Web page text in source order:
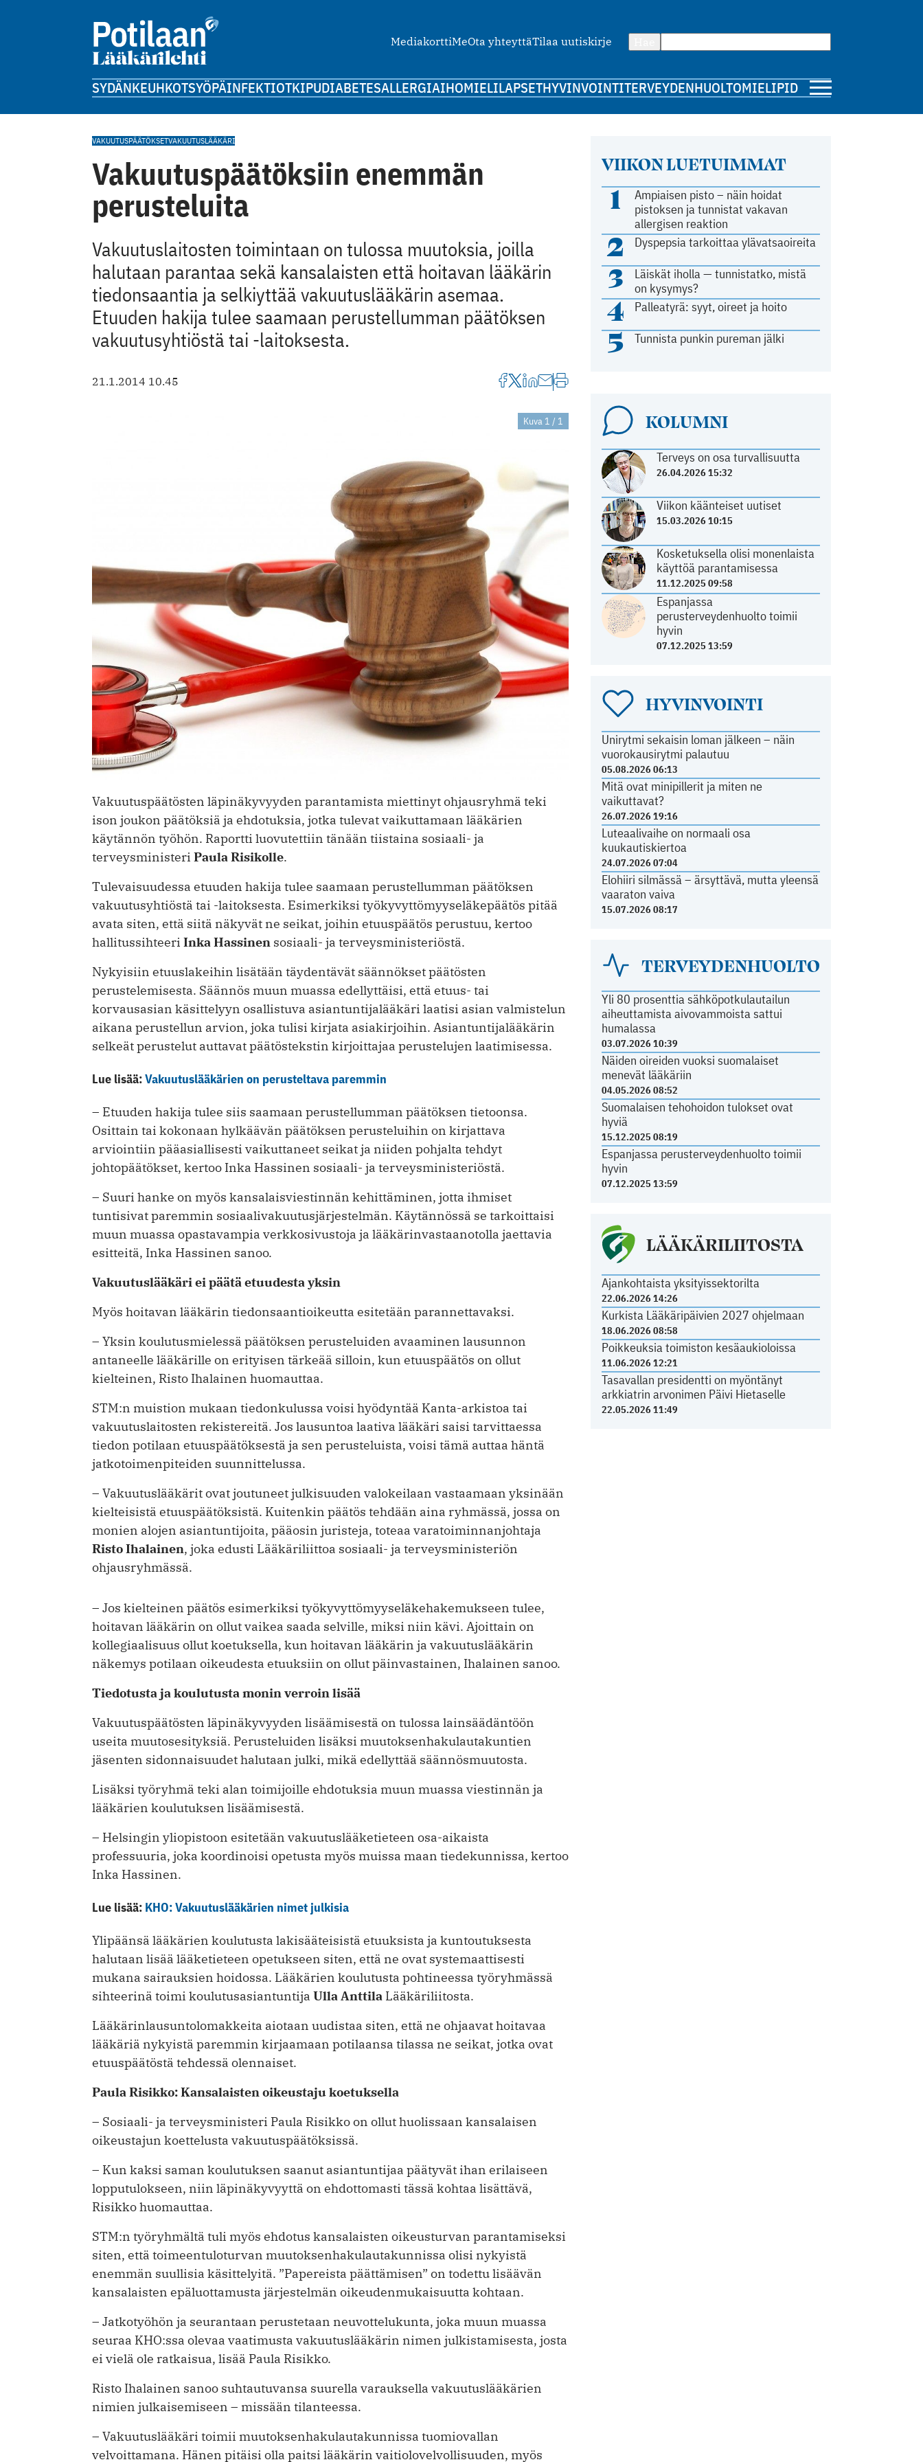
MediakorttiMeOta yhteyttäTilaa uutiskirje
SYDÄNKEUHKOTSYÖPÄINFEKTIOTKIPUDIABETESALLERGIAIHOMIELILAPSETHYVINVOINTITERVEYDENHUOLTOMIELIPIDE
VIIKON LUETUIMMAT
1
Ampiaisen pisto – näin hoidat
pistoksen ja tunnistat vakavan
allergisen reaktion
2 Dyspepsia tarkoittaa ylävatsaoireita
3
Läiskät iholla — tunnistatko, mistä
on kysymys?
4 Palleatyrä: syyt, oireet ja hoito
5 Tunnista punkin pureman jälki
KOLUMNI
Terveys on osa turvallisuutta
26.04.2026 15:32
Viikon käänteiset uutiset
15.03.2026 10:15
Kosketuksella olisi monenlaista
käyttöä parantamisessa
11.12.2025 09:58
Espanjassa
perusterveydenhuolto toimii
hyvin
07.12.2025 13:59
HYVINVOINTI
Unirytmi sekaisin loman jälkeen – näin
vuorokausirytmi palautuu
05.08.2026 06:13
Mitä ovat minipillerit ja miten ne
vaikuttavat?
26.07.2026 19:16
Luteaalivaihe on normaali osa
kuukautiskiertoa
24.07.2026 07:04
Elohiiri silmässä – ärsyttävä, mutta yleensä
vaaraton vaiva
15.07.2026 08:17
TERVEYDENHUOLTO
Yli 80 prosenttia sähköpotkulautailun
aiheuttamista aivovammoista sattui
humalassa
03.07.2026 10:39
Näiden oireiden vuoksi suomalaiset
menevät lääkäriin
04.05.2026 08:52
Suomalaisen tehohoidon tulokset ovat
hyviä
15.12.2025 08:19
Espanjassa perusterveydenhuolto toimii
hyvin
07.12.2025 13:59
LÄÄKÄRILIITOSTA
Ajankohtaista yksityissektorilta
22.06.2026 14:26
Kurkista Lääkäripäivien 2027 ohjelmaan
18.06.2026 08:58
Poikkeuksia toimiston kesäaukioloissa
11.06.2026 12:21
Tasavallan presidentti on myöntänyt
arkkiatrin arvonimen Päivi Hietaselle
22.05.2026 11:49
VAKUUTUSPÄÄTÖKSETVAKUUTUSLÄÄKÄRI
Vakuutuspäätöksiin enemmän
perusteluita
Vakuutuslaitosten toimintaan on tulossa muutoksia, joilla
halutaan parantaa sekä kansalaisten että hoitavan lääkärin
tiedonsaantia ja selkiyttää vakuutuslääkärin asemaa.
Etuuden hakija tulee saamaan perustellumman päätöksen
vakuutusyhtiöstä tai -laitoksesta.
21.1.2014 10.45
Kuva 1 / 1
Vakuutuspäätösten läpinäkyvyyden parantamista miettinyt ohjausryhmä teki
ison joukon päätöksiä ja ehdotuksia, jotka tulevat vaikuttamaan lääkärien
käytännön työhön. Raportti luovutettiin tänään tiistaina sosiaali- ja
terveysministeri Paula Risikolle.
Tulevaisuudessa etuuden hakija tulee saamaan perustellumman päätöksen
vakuutusyhtiöstä tai -laitoksesta. Esimerkiksi työkyvyttömyyseläkepäätös pitää
avata siten, että siitä näkyvät ne seikat, joihin etuuspäätös perustuu, kertoo
hallitussihteeri Inka Hassinen sosiaali- ja terveysministeriöstä.
Nykyisiin etuuslakeihin lisätään täydentävät säännökset päätösten
perustelemisesta. Säännös muun muassa edellyttäisi, että etuus- tai
korvausasian käsittelyyn osallistuva asiantuntijalääkäri laatisi asian valmistelun
aikana perustellun arvion, joka tulisi kirjata asiakirjoihin. Asiantuntijalääkärin
selkeät perustelut auttavat päätöstekstin kirjoittajaa perustelujen laatimisessa.
Lue lisää:Vakuutuslääkärien on perusteltava paremmin
– Etuuden hakija tulee siis saamaan perustellumman päätöksen tietoonsa.
Osittain tai kokonaan hylkäävän päätöksen perusteluihin on kirjattava
arviointiin pääasiallisesti vaikuttaneet seikat ja niiden pohjalta tehdyt
johtopäätökset, kertoo Inka Hassinen sosiaali- ja terveysministeriöstä.
– Suuri hanke on myös kansalaisviestinnän kehittäminen, jotta ihmiset
tuntisivat paremmin sosiaalivakuutusjärjestelmän. Käytännössä se tarkoittaisi
muun muassa opastavampia verkkosivustoja ja lääkärinvastaanotolla jaettavia
esitteitä, Inka Hassinen sanoo.
Vakuutuslääkäri ei päätä etuudesta yksin
Myös hoitavan lääkärin tiedonsaantioikeutta esitetään parannettavaksi.
– Yksin koulutusmielessä päätöksen perusteluiden avaaminen lausunnon
antaneelle lääkärille on erityisen tärkeää silloin, kun etuuspäätös on ollut
kielteinen, Risto Ihalainen huomauttaa.
STM:n muistion mukaan tiedonkulussa voisi hyödyntää Kanta-arkistoa tai
vakuutuslaitosten rekistereitä. Jos lausuntoa laativa lääkäri saisi tarvittaessa
tiedon potilaan etuuspäätöksestä ja sen perusteluista, voisi tämä auttaa häntä
jatkotoimenpiteiden suunnittelussa.
– Vakuutuslääkärit ovat joutuneet julkisuuden valokeilaan vastaamaan yksinään
kielteisistä etuuspäätöksistä. Kuitenkin päätös tehdään aina ryhmässä, jossa on
monien alojen asiantuntijoita, pääosin juristeja, toteaa varatoiminnanjohtaja
Risto Ihalainen, joka edusti Lääkäriliittoa sosiaali- ja terveysministeriön
ohjausryhmässä.
– Jos kielteinen päätös esimerkiksi työkyvyttömyyseläkehakemukseen tulee,
hoitavan lääkärin on ollut vaikea saada selville, miksi niin kävi. Ajoittain on
kollegiaalisuus ollut koetuksella, kun hoitavan lääkärin ja vakuutuslääkärin
näkemys potilaan oikeudesta etuuksiin on ollut päinvastainen, Ihalainen sanoo.
Tiedotusta ja koulutusta monin verroin lisää
Vakuutuspäätösten läpinäkyvyyden lisäämisestä on tulossa lainsäädäntöön
useita muutosesityksiä. Perusteluiden lisäksi muutoksenhakulautakuntien
jäsenten sidonnaisuudet halutaan julki, mikä edellyttää säännösmuutosta.
Lisäksi työryhmä teki alan toimijoille ehdotuksia muun muassa viestinnän ja
lääkärien koulutuksen lisäämisestä.
– Helsingin yliopistoon esitetään vakuutuslääketieteen osa-aikaista
professuuria, joka koordinoisi opetusta myös muissa maan tiedekunnissa, kertoo
Inka Hassinen.
Lue lisää: KHO: Vakuutuslääkärien nimet julkisia
Ylipäänsä lääkärien koulutusta lakisääteisistä etuuksista ja kuntoutuksesta
halutaan lisää lääketieteen opetukseen siten, että ne ovat systemaattisesti
mukana sairauksien hoidossa. Lääkärien koulutusta pohtineessa työryhmässä
sihteerinä toimi koulutusasiantuntija Ulla Anttila Lääkäriliitosta.
Lääkärinlausuntolomakkeita aiotaan uudistaa siten, että ne ohjaavat hoitavaa
lääkäriä nykyistä paremmin kirjaamaan potilaansa tilassa ne seikat, jotka ovat
etuuspäätöstä tehdessä olennaiset.
Paula Risikko: Kansalaisten oikeustaju koetuksella
– Sosiaali- ja terveysministeri Paula Risikko on ollut huolissaan kansalaisen
oikeustajun koettelusta vakuutuspäätöksissä.
– Kun kaksi saman koulutuksen saanut asiantuntijaa päätyvät ihan erilaiseen
lopputulokseen, niin läpinäkyvyyttä on ehdottomasti tässä kohtaa lisättävä,
Risikko huomauttaa.
STM:n työryhmältä tuli myös ehdotus kansalaisten oikeusturvan parantamiseksi
siten, että toimeentuloturvan muutoksenhakulautakunnissa olisi nykyistä
enemmän suullisia käsittelyitä. ”Papereista päättämisen” on todettu lisäävän
kansalaisten epäluottamusta järjestelmän oikeudenmukaisuutta kohtaan.
– Jatkotyöhön ja seurantaan perustetaan neuvottelukunta, joka muun muassa
seuraa KHO:ssa olevaa vaatimusta vakuutuslääkärin nimen julkistamisesta, josta
ei vielä ole ratkaisua, lisää Paula Risikko.
Risto Ihalainen sanoo suhtautuvansa suurella varauksella vakuutuslääkärien
nimien julkaisemiseen – missään tilanteessa.
– Vakuutuslääkäri toimii muutoksenhakulautakunnissa tuomiovallan
velvoittamana. Hänen pitäisi olla paitsi lääkärin vaitiolovelvollisuuden, myös